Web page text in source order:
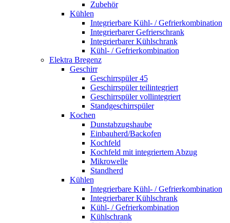
Zubehör
Kühlen
Integrierbare Kühl- / Gefrierkombination
Integrierbarer Gefrierschrank
Integrierbarer Kühlschrank
Kühl- / Gefrierkombination
Elektra Bregenz
Geschirr
Geschirrspüler 45
Geschirrspüler teilintegriert
Geschirrspüler vollintegriert
Standgeschirrspüler
Kochen
Dunstabzugshaube
Einbauherd/Backofen
Kochfeld
Kochfeld mit integriertem Abzug
Mikrowelle
Standherd
Kühlen
Integrierbare Kühl- / Gefrierkombination
Integrierbarer Kühlschrank
Kühl- / Gefrierkombination
Kühlschrank